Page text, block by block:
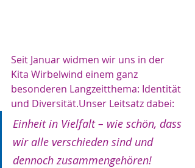
Seit Januar widmen wir uns in der
Kita Wirbelwind einem ganz
besonderen Langzeitthema: Identität
und Diversität.Unser Leitsatz dabei:
Einheit in Vielfalt – wie schön, dass
wir alle verschieden sind und
dennoch zusammengehören!